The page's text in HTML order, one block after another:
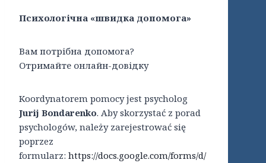
Психологічна «швидка допомога»
Вам потрібна допомога?
Отримайте онлайн-довідку
Koordynatorem pomocy jest psycholog
Jurij Bondarenko. Aby skorzystać z porad
psychologów, należy zarejestrować się
poprzez
formularz: https://docs.google.com/forms/d/